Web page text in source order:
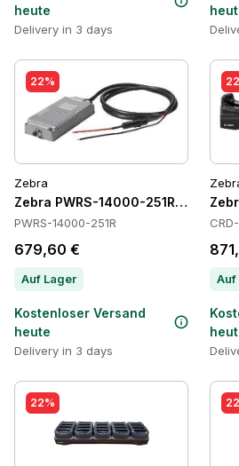
heute
Delivery in 3 days
22%
Zebra
Zebra PWRS-14000-251R Power
PWRS-14000-251R
679,60 €
Auf Lager
Kostenloser Versand
heute
Delivery in 3 days
Auf
22%